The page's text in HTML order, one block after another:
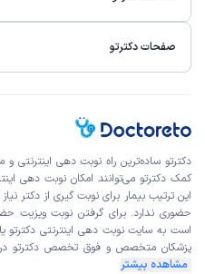
صفحات دکترتو
دکترتو ساده‌ترین راه نوبت‌ دهی اینترنتی
کمک دکترتو می‌توانند امکان نوبت دهی
این ترتیب بیمار برای نوبت گیری از دکتر
حضوری ندارد. برای گرفتن نوبت ویزیت
است به سایت نوبت دهی اینترنتی دکترتو
پزشکان متخصص و فوق تخصص دکترتو
مشاهده بیشتر